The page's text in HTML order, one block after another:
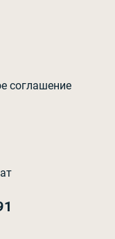
соглашение